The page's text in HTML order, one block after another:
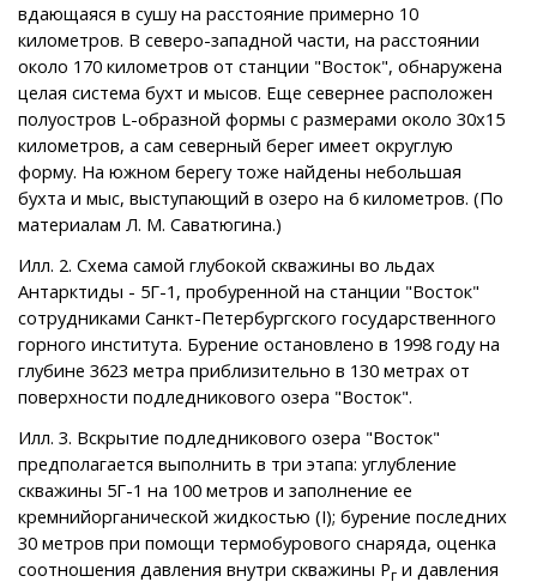
вдающаяся в сушу на расстояние примерно 10
километров. В северо-западной части, на расстоянии
около 170 километров от станции "Восток", обнаружена
целая система бухт и мысов. Еще севернее расположен
полуостров L-образной формы с размерами около 30x15
километров, а сам северный берег имеет округлую
форму. На южном берегу тоже найдены небольшая
бухта и мыс, выступающий в озеро на 6 километров. (По
материалам Л. М. Саватюгина.)
Илл. 2. Схема самой глубокой скважины во льдах
Антарктиды - 5Г-1, пробуренной на станции "Восток"
сотрудниками Санкт-Петербургского государственного
горного института. Бурение остановлено в 1998 году на
глубине 3623 метра приблизительно в 130 метрах от
поверхности подледникового озера "Восток".
Илл. 3. Вскрытие подледникового озера "Восток"
предполагается выполнить в три этапа: углубление
скважины 5Г-1 на 100 метров и заполнение ее
кремнийорганической жидкостью (I); бурение последних
30 метров при помощи термобурового снаряда, оценка
соотношения давления внутри скважины Рг и давления